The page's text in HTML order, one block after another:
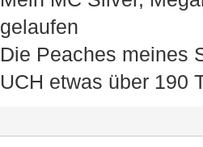
gelaufen
Die Peaches meines
UCH etwas über 190